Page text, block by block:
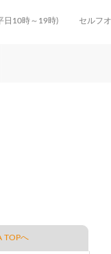
日10時～19時) セルフ
へ